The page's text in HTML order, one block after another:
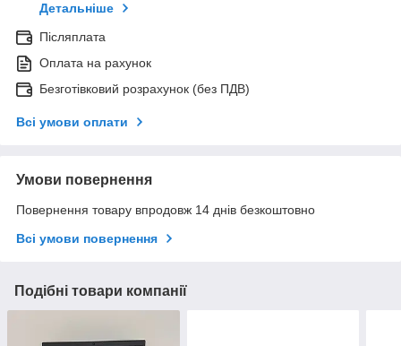
Детальніше
Післяплата
Оплата на рахунок
Безготівковий розрахунок (без ПДВ)
Всі умови оплати
Умови повернення
Повернення товару впродовж 14 днів безкоштовно
Всі умови повернення
Подібні товари компанії